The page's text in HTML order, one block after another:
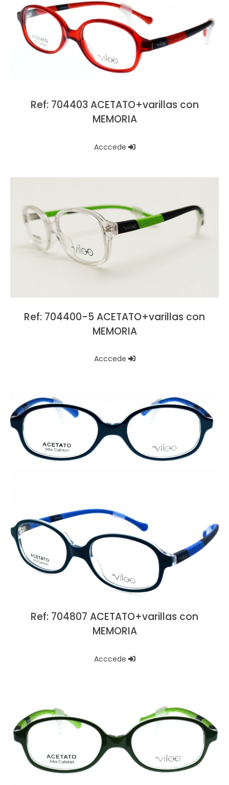
Ref: 704403 ACETATO+varillas con
MEMORIA
Acccede
Ref: 704400-5 ACETATO+varillas con
MEMORIA
Acccede
Ref: 704807 ACETATO+varillas con
MEMORIA
Acccede